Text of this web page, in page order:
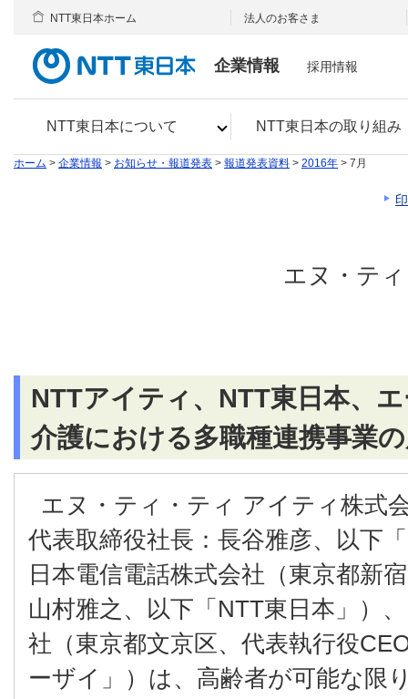
企業情報
NTT東日本について NTT東日本の取り組み
NTT東日本ホーム 法人のお客さま
採用情報
ホーム > 企業情報 > お知らせ・報道発表 > 報道発表資料 > 2016年 > 7月
エヌ・テ
NTTアイティ、NTT東日本、
介護における多職種連携事業
エヌ・ティ・ティ アイティ株式
代表取締役社長：長谷雅彦、以下
日本電信電話株式会社（東京都新
山村雅之、以下「NTT東日本」）
社（東京都文京区、代表執行役
ーザイ」）は、高齢者が可能な限